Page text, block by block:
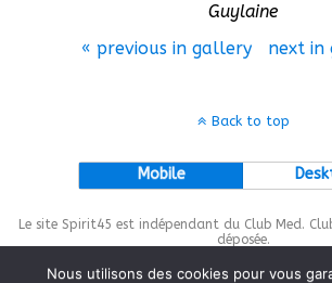
Guylaine
« previous in gallery
next in
Back to top
Mobile
Le site Spirit45 est indépendant du Club Med.
déposée.
Nous utilisons des cookies pour vous